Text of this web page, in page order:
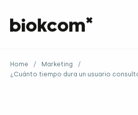
Home / Marketing
/
¿Cuánto tiempo dura un usuario